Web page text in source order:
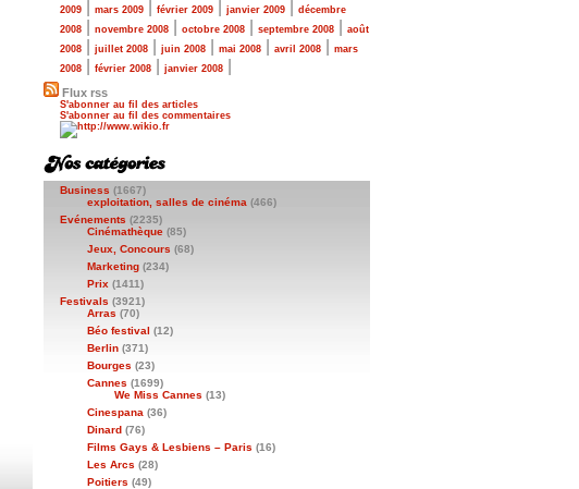
2009
mars 2009 février 2009 janvier 2009
décembre
2008
novembre 2008 octobre 2008 septembre 2008
août
2008
juillet 2008 juin 2008 mai 2008 avril 2008
mars
2008
février 2008 janvier 2008
Flux rss
S'abonner au fil des articles
S'abonner au fil des commentaires
Business (1667)
exploitation, salles de cinéma (466)
Evénements (2235)
Cinémathèque (85)
Jeux, Concours (68)
Marketing (234)
Prix (1411)
Festivals (3921)
Arras (70)
Béo festival (12)
Berlin (371)
Bourges (23)
Cannes (1699)
We Miss Cannes (13)
Cinespana (36)
Dinard (76)
Films Gays & Lesbiens – Paris (16)
Les Arcs (28)
Poitiers (49)